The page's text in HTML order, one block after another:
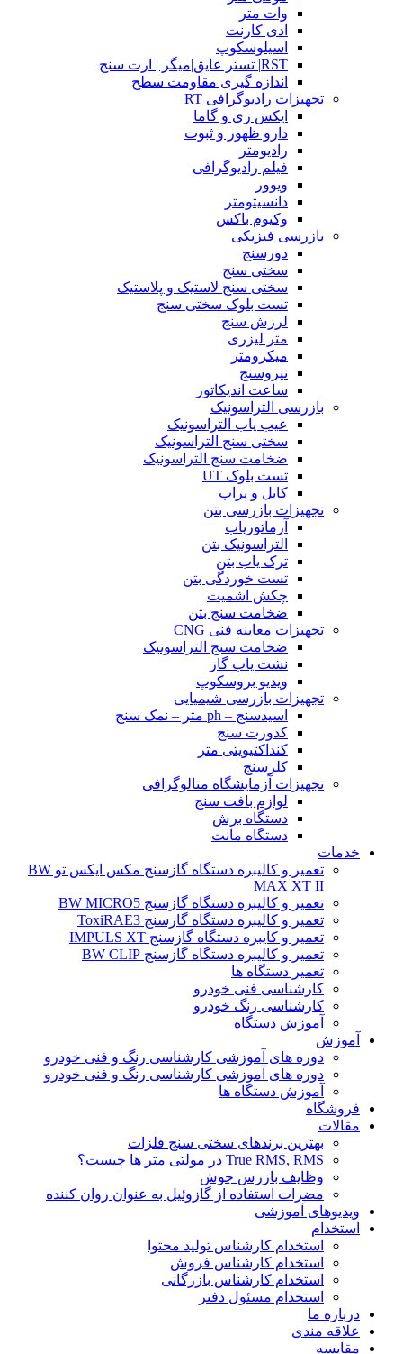
وات متر
ادی کارنت
اسیلوسکوپ
RST| تستر عایق|میگر | ارت سنج
اندازه گیری مقاومت سطح
تجهیزات رادیوگرافی RT
ایکس ری و گاما
دارو ظهور و ثبوت
رادیومتر
فیلم رادیوگرافی
ویوور
دانسیتومتر
وکیوم باکس
بازرسی فیزیکی
دورسنج
سختی سنج
سختی سنج لاستیک و پلاستیک
تست بلوک سختی سنج
لرزش سنج
متر لیزری
میکرومتر
نیروسنج
ساعت اندیکاتور
بازرسی التراسونیک
عیب یاب التراسونیک
سختی سنج التراسونیک
ضخامت سنج التراسونیک
تست بلوک UT
کابل و پراب
تجهیزات بازرسی بتن
آرماتوریاب
التراسونیک بتن
ترک یاب بتن
تست خوردگی بتن
چکش اشمیت
ضخامت سنج بتن
تجهیزات معاینه فنی CNG
ضخامت سنج التراسونیک
نشت یاب گاز
ویدیو بروسکوپ
تجهیزات بازرسی شیمیایی
اسیدسنج – ph متر – نمک سنج
کدورت سنج
کنداکتیویتی متر
کلرسنج
تجهیزات آزمایشگاه متالوگرافی
لوازم بافت سنج
دستگاه برش
دستگاه مانت
خدمات
تعمیر و کالیبره دستگاه گازسنج مکس ایکس تو BW
MAX XT II
تعمیر و کالیبره دستگاه گازسنج BW MICRO5
تعمیر و کالیبره دستگاه گازسنج ToxiRAE3
تعمیر و کایبره دستگاه گازسنج IMPULS XT
تعمیر و کالیبره دستگاه گازسنج BW CLIP
تعمیر دستگاه ها
کارشناسی فنی خودرو
کارشناسی رنگ خودرو
آموزش دستگاه
آموزش
دوره های آموزشی کارشناسی رنگ و فنی خودرو
دوره های آموزشی کارشناسی رنگ و فنی خودرو
آموزش دستگاه ها
فروشگاه
مقالات
بهترین برندهای سختی سنج فلزات
True RMS, RMS در مولتی متر ها چیست؟
وظایف بازرس جوش
مضرات استفاده از گازوئیل به عنوان روان کننده
ویدیوهای آموزشی
استخدام
استخدام کارشناس تولید محتوا
استخدام کارشناس فروش
استخدام کارشناس بازرگانی
استخدام مسئول دفتر
درباره ما
علاقه مندی
مقایسه